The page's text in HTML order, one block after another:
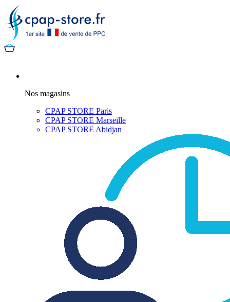
Nos magasins
CPAP STORE Paris
CPAP STORE Marseille
CPAP STORE Abidjan